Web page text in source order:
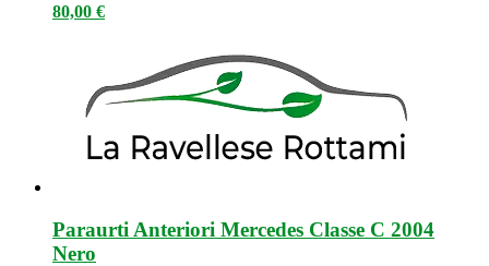
80,00 €
Paraurti Anteriori Mercedes Classe C 2004
Nero